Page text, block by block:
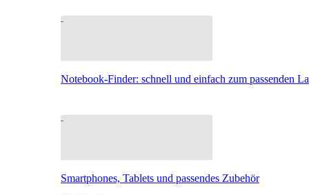
Notebook-Finder: schnell und einfach zum passenden
Smartphones, Tablets und passendes Zubehör